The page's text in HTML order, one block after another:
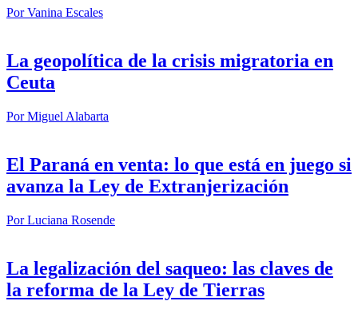
PorVanina Escales
La geopolítica de la crisis migratoria en
Ceuta
PorMiguel Alabarta
El Paraná en venta: lo que está en juego si
avanza la Ley de Extranjerización
PorLuciana Rosende
La legalización del saqueo: las claves de
la reforma de la Ley de Tierras